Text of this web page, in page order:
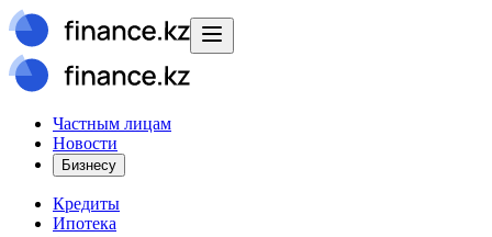
Частным лицам
Новости
Бизнесу
Кредиты
Ипотека